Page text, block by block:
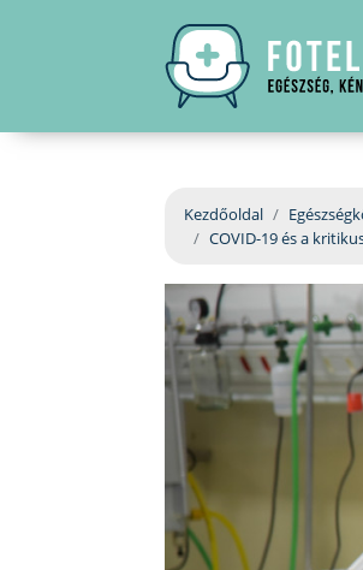
Kezdőoldal
COVID-19 és a